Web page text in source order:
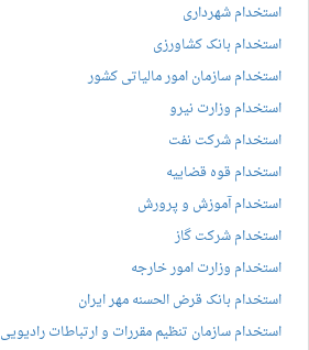
استخدام شهرداری
استخدام بانک کشاورزی
استخدام سازمان امور مالیاتی کشور
استخدام وزارت نیرو
استخدام شرکت نفت
استخدام قوه قضاییه
استخدام آموزش و پرورش
استخدام شرکت گاز
استخدام وزارت امور خارجه
استخدام بانک قرض الحسنه مهر ایران
استخدام سازمان تنظیم مقررات و ارتباطات رادیویی